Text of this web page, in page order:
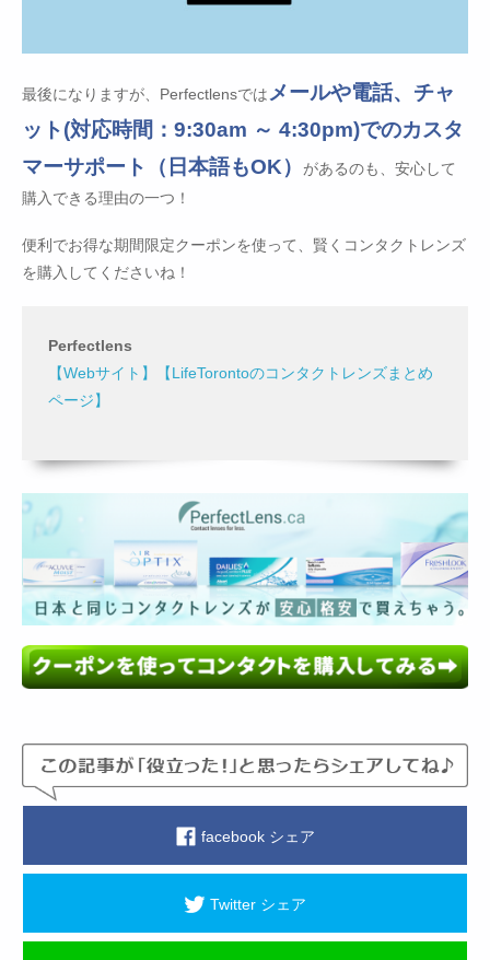
最後になりますが、Perfectlensでは メールや電話、チャ
ット(対応時間：9:30am ～ 4:30pm)でのカスタ
マーサポート（日本語もOK）
があるのも、安心して
購入できる理由の一つ！
便利でお得な期間限定クーポンを使って、賢くコンタクトレンズ
を購入してくださいね！
Perfectlens
【Webサイト】
【LifeTorontoのコンタクトレンズまとめ
ページ】
facebook シェア
Twitter シェア